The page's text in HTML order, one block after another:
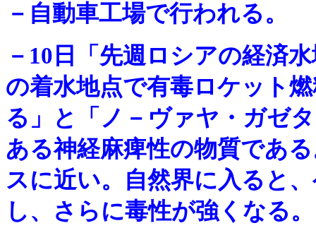
－自動車工場で行われる。
－ 10日「先週ロシアの経済
の着水地点で有毒ロケット
る」と「ノ－ヴァヤ・ガゼ
ある神経麻痺性の物質であ
スに近い。自然界に入ると
し、さらに毒性が強くなる。